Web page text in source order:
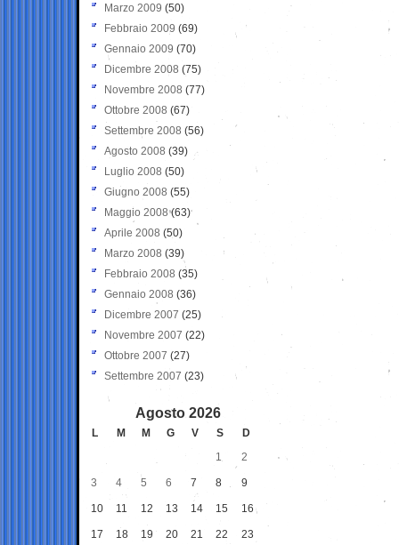
Marzo 2009 (50)
Febbraio 2009 (69)
Gennaio 2009 (70)
Dicembre 2008 (75)
Novembre 2008 (77)
Ottobre 2008 (67)
Settembre 2008 (56)
Agosto 2008 (39)
Luglio 2008 (50)
Giugno 2008 (55)
Maggio 2008(63)
Aprile 2008 (50)
Marzo 2008 (39)
Febbraio 2008 (35)
Gennaio 2008 (36)
Dicembre 2007 (25)
Novembre 2007 (22)
Ottobre 2007 (27)
Settembre 2007 (23)
Agosto 2026
L M M G V S
D
1
2
3 4 5 6 7 8 9
10 11 12 13 14 15 16
17 18 19 20 21 22 23